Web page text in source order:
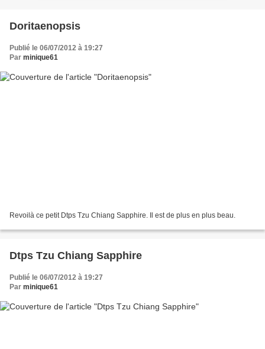
Doritaenopsis
Publié le 06/07/2012 à 19:27
Par minique61
Revoilà ce petit Dtps Tzu Chiang Sapphire. Il est de plus en plus beau.
Dtps Tzu Chiang Sapphire
Publié le 06/07/2012 à 19:27
Par minique61